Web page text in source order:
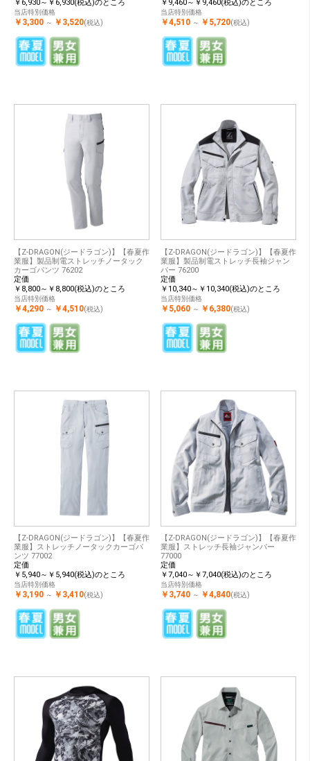
￥6,930～￥6,930(税込)のところ
当店特別価格
￥3,300 ～ ￥3,520(税込)
￥9,460～￥9,460(税込)のところ
当店特別価格
￥4,510 ～ ￥5,720(税込)
【Z-DRAGON(ジードラゴン)】【春夏作
業服】製品制電ストレッチノータック
カーゴパンツ 76202
定価
￥8,800～￥8,800(税込)のところ
当店特別価格
￥4,290 ～ ￥4,510(税込)
【Z-DRAGON(ジードラゴン)】【春夏作
業服】製品制電ストレッチ長袖ジャン
パー 76200
定価
￥10,340～￥10,340(税込)のところ
当店特別価格
￥5,060 ～ ￥6,380(税込)
【Z-DRAGON(ジードラゴン)】【春夏作
業服】ストレッチノータックカーゴパ
ンツ 77002
定価
￥5,940～￥5,940(税込)のところ
当店特別価格
￥3,190 ～ ￥3,410(税込)
【Z-DRAGON(ジードラゴン)】【春夏作
業服】ストレッチ長袖ジャンパー
77000
定価
￥7,040～￥7,040(税込)のところ
当店特別価格
￥3,740 ～ ￥4,840(税込)